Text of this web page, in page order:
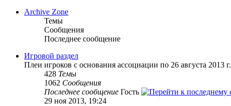
Archive Zone
Темы
Сообщения
Последнее сообщение
Игровой раздел
Плеи игроков с основания ассоциации по 26 августа 2013 г.
428 Темы
1062 Сообщения
Последнее сообщение Гость
29 ноя 2013, 19:24